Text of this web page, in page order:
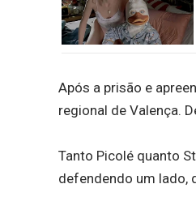
Após a prisão e
regional de Valença.
Tanto Picolé quanto
defendendo um lado,